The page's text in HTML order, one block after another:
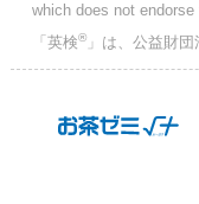
which does not
「英検®」は、公益財団